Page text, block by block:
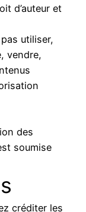
d’auteur et
utiliser,
vendre,
des
soumise
créditer les